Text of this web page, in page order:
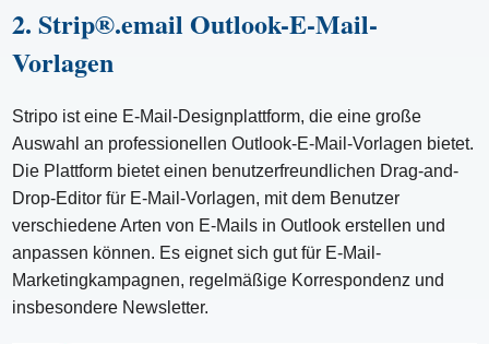
2. Strip®.email Outlook-E-Mail-
Vorlagen
Stripo ist eine E-Mail-Designplattform, die eine große
Auswahl an professionellen Outlook-E-Mail-Vorlagen bietet.
Die Plattform bietet einen benutzerfreundlichen Drag-and-
Drop-Editor für E-Mail-Vorlagen, mit dem Benutzer
verschiedene Arten von E-Mails in Outlook erstellen und
anpassen können. Es eignet sich gut für E-Mail-
Marketingkampagnen, regelmäßige Korrespondenz und
insbesondere Newsletter.